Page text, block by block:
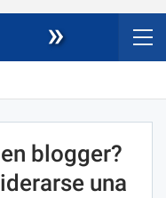
»
blogger?
una